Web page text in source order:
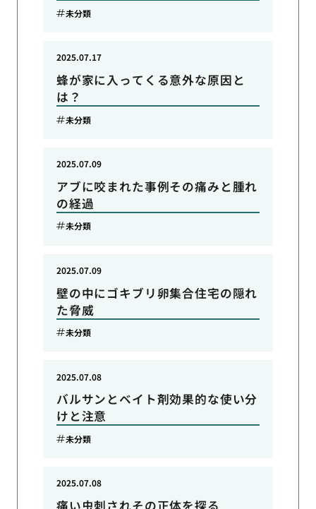
未分類
蜂が家に入ってくる意外な原因と
は？
2025.07.17
未分類
アブに咬まれた事例その痛みと腫れ
の経過
2025.07.09
未分類
壁の中にゴキブリ卵集合住宅の隠れ
た脅威
2025.07.09
未分類
バルサンとベイト剤効果的な使い分
けと注意
2025.07.08
未分類
痛い虫刺されその正体を探る
2025.07.08